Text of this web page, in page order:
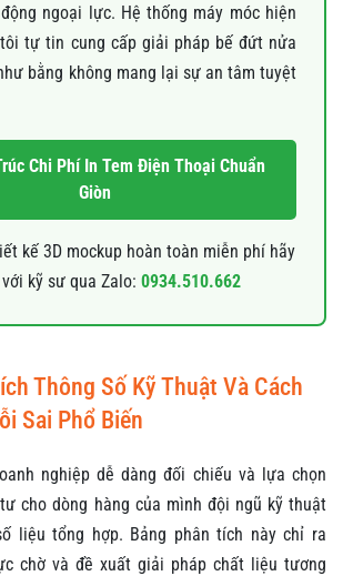
ngoại lực. Hệ thống máy móc hiện
tự tin cung cấp giải pháp bế đứt nửa
bằng không mang lại sự an tâm tuyệt
Chi Phí In Tem Điện Thoại Chuẩn
Giòn
kế 3D mockup hoàn toàn miễn phí hãy
kỹ sư qua Zalo: 0934.510.662
Thông Số Kỹ Thuật Và Cách
Sai Phổ Biến
nghiệp dễ dàng đối chiếu và lựa chọn
cho dòng hàng của mình đội ngũ kỹ thuật
liệu tổng hợp. Bảng phân tích này chỉ ra
chờ và đề xuất giải pháp chất liệu tương